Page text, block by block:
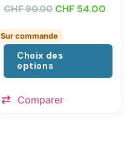
CHF90.00 CHF 54.00
Sur commande
Choix des
options
Comparer